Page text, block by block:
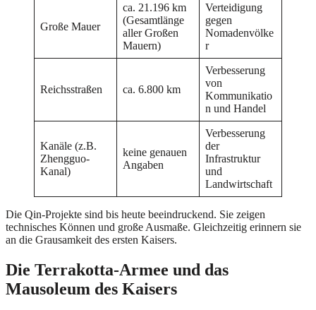
Große Mauer
ca. 21.196 km
(Gesamtlänge
aller Großen
Mauern)
Verteidigung
gegen
Nomadenvölke
r
Reichsstraßen ca. 6.800 km
Verbesserung
von
Kommunikatio
n und Handel
Kanäle (z.B.
Zhengguo-
Kanal)
keine genauen
Angaben
Verbesserung
der
Infrastruktur
und
Landwirtschaft
Die Qin-Projekte sind bis heute beeindruckend. Sie zeigen
technisches Können und große Ausmaße. Gleichzeitig erinnern sie
an die Grausamkeit des ersten Kaisers.
Die Terrakotta-Armee und das
Mausoleum des Kaisers